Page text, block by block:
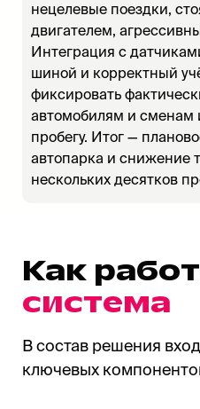
нецелевые поездки,
двигателем,
Интеграция с
шиной и корректный
фиксировать
автомобилям и сменам
пробегу. Итог —
автопарка и снижение
нескольких десятков
Как
система
В состав решения
ключевых